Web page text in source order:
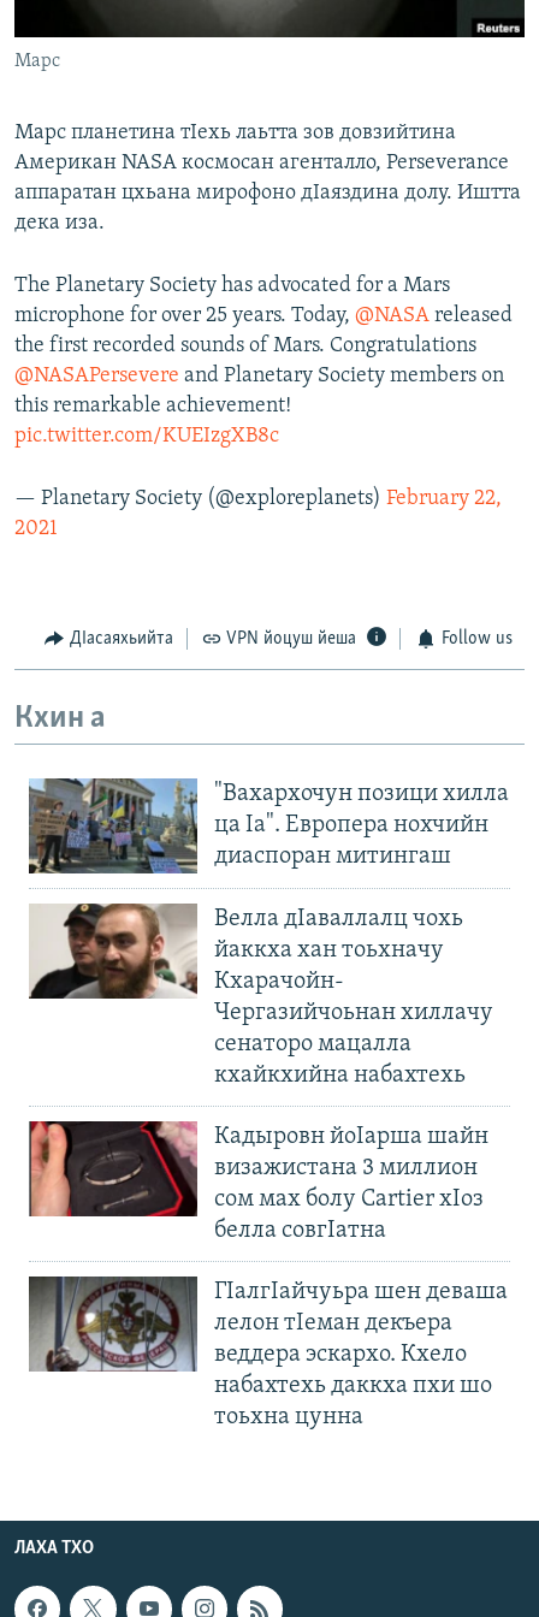
Марс
Марс планетина тIехь лаьтта зов довзийтина
Американ NASA космосан агенталло, Perseverance
аппаратан цхьана мирофоно дIаяздина долу. Иштта
дека иза.
The Planetary Society has advocated for a Mars
microphone for over 25 years. Today, @NASA released
the first recorded sounds of Mars. Congratulations
@NASAPersevere and Planetary Society members on
this remarkable achievement!
pic.twitter.com/KUEIzgXB8c
— Planetary Society (@exploreplanets) February 22,
2021
ДIасаяхьийта VPN йоцуш йеша Follow us
Кхин а
"Вахархочун позици хилла
ца Iа". Европера нохчийн
диаспоран митингаш
Велла дIаваллалц чохь
йаккха хан тоьхначу
Кхарачойн-
Чергазийчоьнан хиллачу
сенаторо мацалла
кхайкхийна набахтехь
Кадыровн йоIарша шайн
визажистана 3 миллион
сом мах болу Cartier хIоз
белла совгIатна
ГIалгIайчуьра шен деваша
лелон тIеман декъера
веддера эскархо. Кхело
набахтехь даккха пхи шо
тоьхна цунна
ЛАХА ТХО